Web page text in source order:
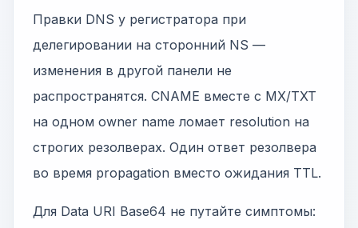
Правки DNS у регистратора при
делегировании на сторонний NS —
изменения в другой панели не
распространятся. CNAME вместе с MX/TXT
на одном owner name ломает resolution на
строгих резолверах. Один ответ резолвера
во время propagation вместо ожидания TTL.
Для Data URI Base64 не путайте симптомы: